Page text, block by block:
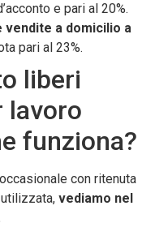
e pari al 20%.
vendite a domicilio a
pari al 23%.
liberi
lavoro
funziona?
con ritenuta
vediamo nel